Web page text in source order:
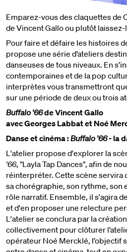
Emparez-vous des claquettes de
de Vincent Gallo ou plutôt
Pour faire et défaire les histoires
propose une série d’ateliers
danseuses de tous niveaux. En
contemporaines et de la pop
interprètes vous transmettront
sur une période de deux ou trois
Buffalo '66de Vincent Gallo
avec Georges Labbat et Noé
Danse et cinéma :Buffalo '66- la
L'atelier propose d'explorer la
'66, "Layla Tap Dances", afin de
réinterpréter. Cette scène servira
sa chorégraphie, son rythme, son
rôle narratif. Ensemble, il s'agira
et d'en proposer une relecture
L'atelier se conclura par la
collectivement pour clôturer
opérateur Noé Mercklé, l’objectif